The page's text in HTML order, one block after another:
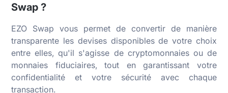
Swap ?
EZO Swap vous permet de convertir de manière
transparente les devises disponibles de votre choix
entre elles, qu'il s'agisse de cryptomonnaies ou de
monnaies fiduciaires, tout en garantissant votre
confidentialité et votre sécurité avec chaque
transaction.